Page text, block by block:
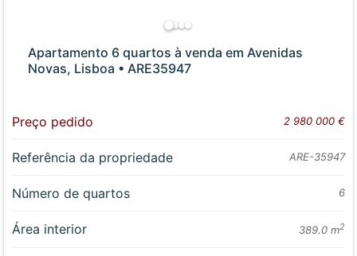
Apartamento 6 quartos à venda em Avenidas
Novas, Lisboa • ARE35947
Preço pedido 2 980 000 €
Referência da propriedade ARE-35947
Número de quartos 6
Área interior 389.0 m2